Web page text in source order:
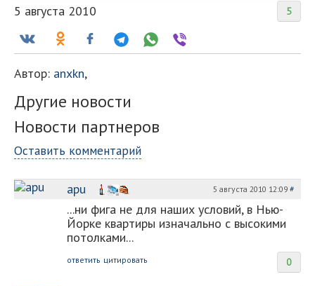
5
5 августа 2010
Автор: anxkn,
Другие новости
Новости партнеров
Оставить комментарий
apu 5 августа 2010 12:09 #
...ни фига не для наших условий, в Нью-
Йорке квартиры изначально с высокими
потолками...
0
ответить цитировать